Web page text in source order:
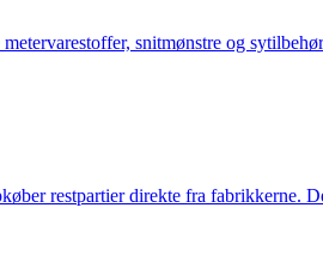
snitmønstre og
restpartier direkte fra fabrikkerne.